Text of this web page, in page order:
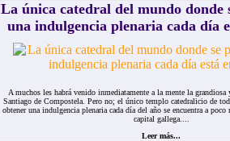
La única catedral del mundo donde
una indulgencia plenaria cada día
A muchos les habrá venido inmediatamente a la mente la grandiosa
Santiago de Compostela. Pero no; el único templo catedralicio de
obtener una indulgencia plenaria cada día del año se encuentra a
capital gallega....
Leer más...